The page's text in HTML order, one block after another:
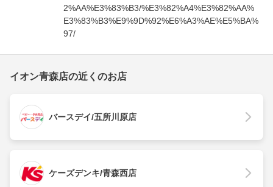
2%AA%E3%83%B3/%E3%82%A4%E3%82%AA%
E3%83%B3%E9%9D%92%E6%A3%AE%E5%BA%
97/
イオン青森店の近くのお店
バースデイ/五所川原店
ケーズデンキ/青森西店